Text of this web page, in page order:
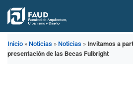
Saltar
contenido
Inicio » Noticias » Noticias » Invitamos a
presentación de las Becas Fulbright